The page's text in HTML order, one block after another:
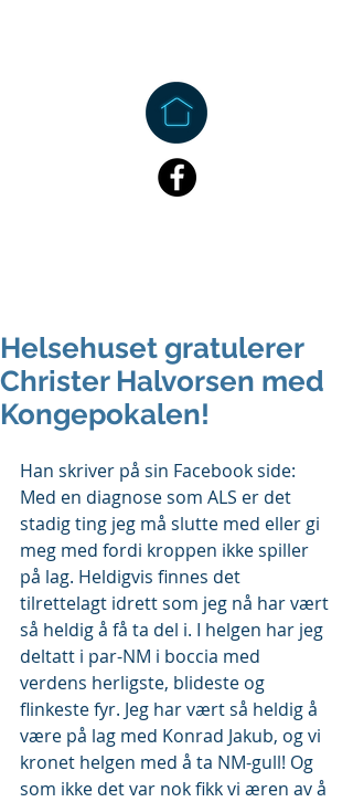
Helsehuset gratulerer
Christer Halvorsen med
Kongepokalen!
Han skriver på sin Facebook side:
Med en diagnose som ALS er det
stadig ting jeg må slutte med eller gi
meg med fordi kroppen ikke spiller
på lag. Heldigvis finnes det
tilrettelagt idrett som jeg nå har vært
så heldig å få ta del i. I helgen har jeg
deltatt i par-NM i boccia med
verdens herligste, blideste og
flinkeste fyr. Jeg har vært så heldig å
være på lag med Konrad Jakub, og vi
kronet helgen med å ta NM-gull! Og
som ikke det var nok fikk vi æren av å